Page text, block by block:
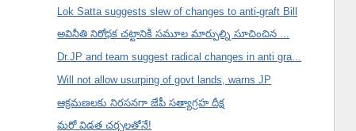
Lok Satta suggests slew of changes to anti-graft Bill
అవినీతి నిరోధక చట్టానికి సమూల మార్పుల్ని సూచించిన ...
Dr.JP and team suggest radical changes in anti gra...
Will not allow usurping of govt lands, warns JP
ఆక్రమణలకు నిరసనగా జేపీ సత్యాగ్రహ దీక్ష
మరో విడత చర్చలతోనే!